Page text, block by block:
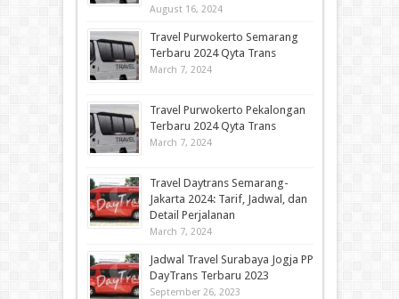
August 16, 2024
Travel Purwokerto Semarang
Terbaru 2024 Qyta Trans
March 7, 2024
Travel Purwokerto Pekalongan
Terbaru 2024 Qyta Trans
March 7, 2024
Travel Daytrans Semarang-
Jakarta 2024: Tarif, Jadwal, dan
Detail Perjalanan
March 7, 2024
Jadwal Travel Surabaya Jogja PP
DayTrans Terbaru 2023
September 26, 2023